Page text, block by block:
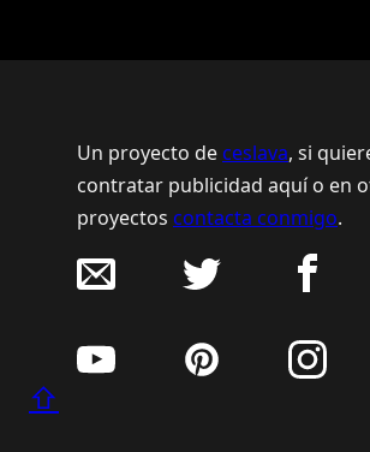
⇧
Un proyecto de ceslava, si
contratar publicidad aquí o en
proyectos contacta conmigo.